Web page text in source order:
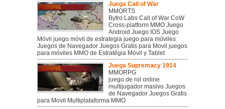
Juega Call of War
MMORTS
Bytro Labs Call of War CoW
Cross-platform MMO Juego
Android Juego IOS Juego
Móvil juego móvil de estrategia juego para móviles
Juegos de Navegador Juegos Gratis para Movil juegos
para móviles MMO de Estratégia Móvil y Tablet
Juega Supremacy 1914
MMORPG
juego de rol online
multijugador masivo Juegos
de Navegador Juegos Gratis
para Movil Multiplataforma MMO